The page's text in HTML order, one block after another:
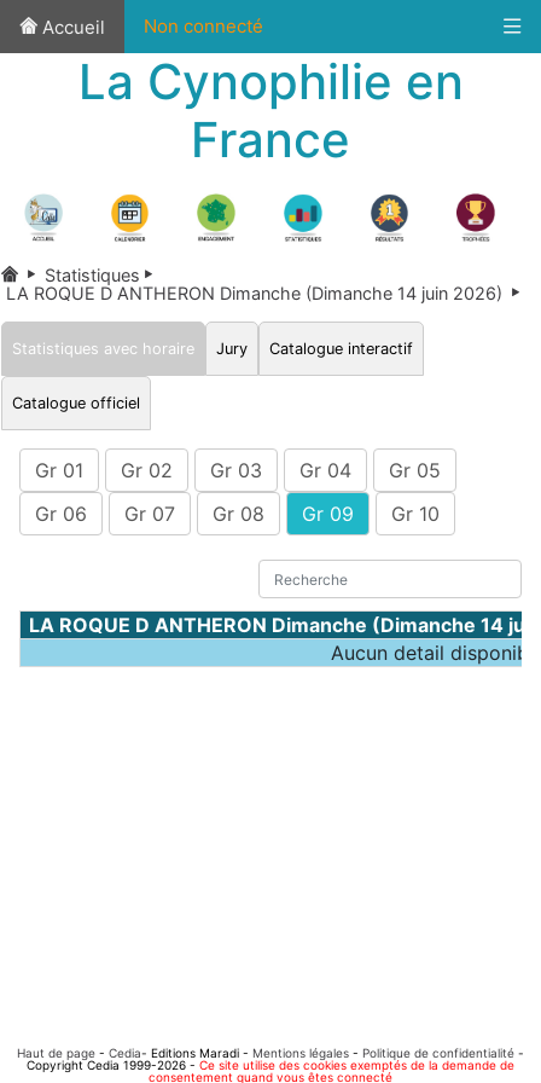
Accueil Non connecté
La Cynophilie en
France
Statistiques
LA ROQUE D ANTHERON Dimanche (Dimanche 14 juin 2026)
Statistiques avec horaire Jury Catalogue interactif
Catalogue officiel
Gr 01 Gr 02 Gr 03 Gr 04
Gr 05
Gr 06
Gr 07 Gr 08 Gr 09 Gr 10
LA ROQUE D ANTHERON Dimanche (Dimanche
Aucun detail
Haut de page - Cedia- Editions Maradi - Mentions légales - Politique de confidentialité -
Copyright Cedia 1999-2026 - Ce site utilise des cookies exemptés de la demande de
consentement quand vous êtes connecté